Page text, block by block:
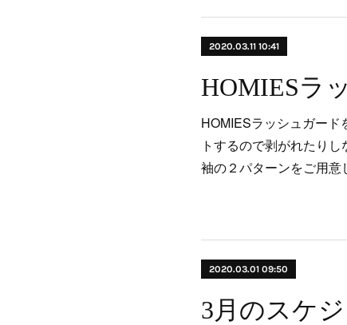
2020.03.11 10:41
HOMIESラ
HOMIESラッシュガー
トするので剥がれたり
袖の２パターンをご用
2020.03.01 09:50
3月のスケ